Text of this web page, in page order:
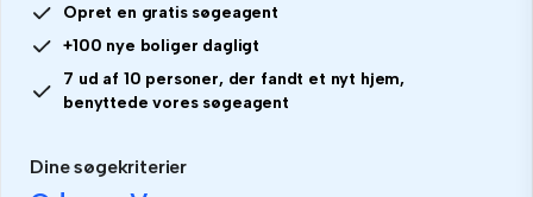
Opret en gratis søgeagent
+100 nye boliger dagligt
7 ud af 10 personer, der fandt et nyt hjem,
benyttede vores søgeagent
Dine søgekriterier